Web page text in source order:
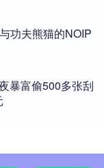
功夫熊猫的NOIP
暴富偷500多张刮